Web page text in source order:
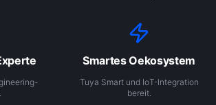
Smartes Oekosystem
Tuya Smart und IoT-Integration
bereit.